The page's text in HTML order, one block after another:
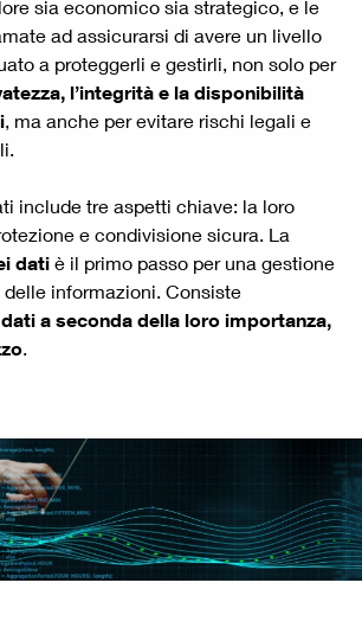
sia economico sia strategico, e le
ad assicurarsi di avere un livello
a proteggerli e gestirli, non solo per
l’integrità e la disponibilità
, ma anche per evitare rischi legali e
include tre aspetti chiave: la loro
e condivisione sicura. La
dati è il primo passo per una gestione
informazioni. Consiste
dati a seconda della loro importanza,
.